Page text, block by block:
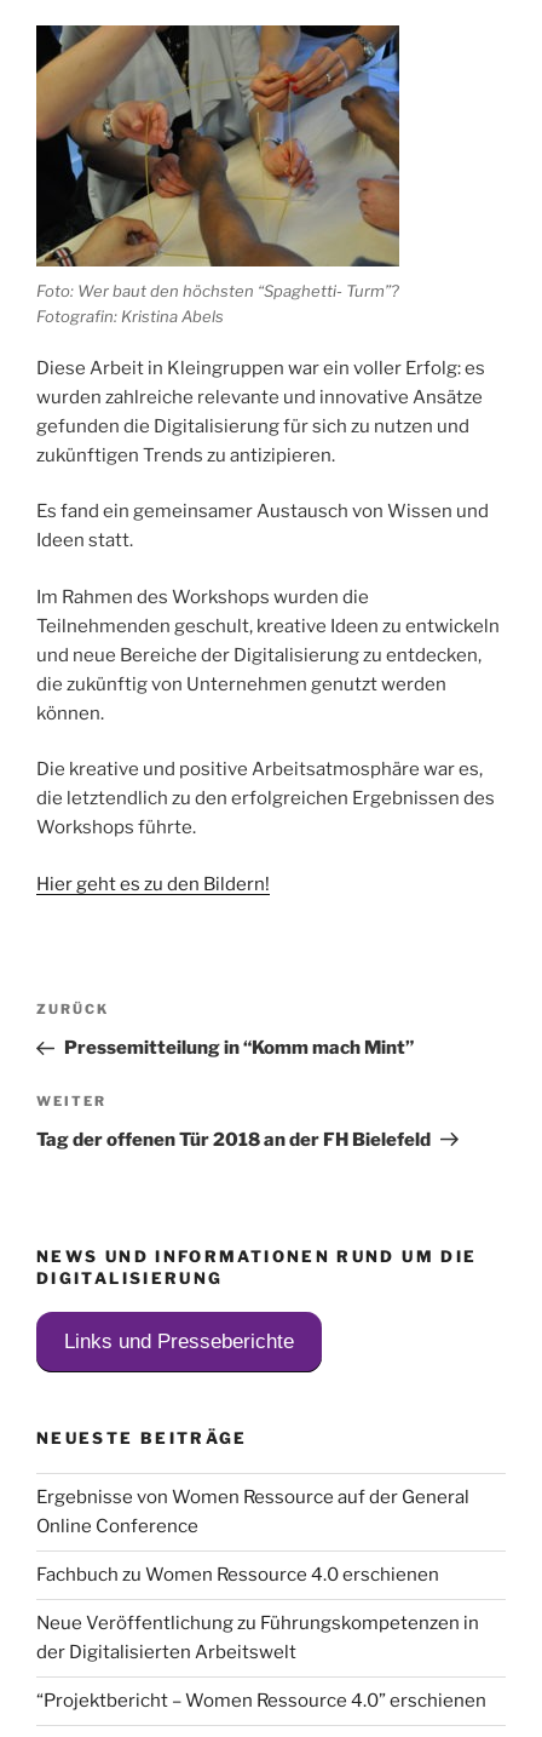
Foto: Wer baut den höchsten “Spaghetti- Turm”?
Fotografin: Kristina Abels
Diese Arbeit in Kleingruppen war ein voller Erfolg: es
wurden zahlreiche relevante und innovative Ansätze
gefunden die Digitalisierung für sich zu nutzen und
zukünftigen Trends zu antizipieren.
Es fand ein gemeinsamer Austausch von Wissen und
Ideen statt.
Im Rahmen des Workshops wurden die
Teilnehmenden geschult, kreative Ideen zu entwickeln
und neue Bereiche der Digitalisierung zu entdecken,
die zukünftig von Unternehmen genutzt werden
können.
Die kreative und positive Arbeitsatmosphäre war es,
die letztendlich zu den erfolgreichen Ergebnissen des
Workshops führte.
Hier geht es zu den Bildern!
Beitragsnavigation
Vorheriger
Beitrag
ZURÜCK
Pressemitteilung in “Komm mach Mint”
Nächster
Beitrag
WEITER
Tag der offenen Tür 2018 an der FH Bielefeld
NEWS UND INFORMATIONEN RUND UM DIE
DIGITALISIERUNG
Links und Presseberichte
NEUESTE BEITRÄGE
Ergebnisse von Women Ressource auf der General
Online Conference
Fachbuch zu Women Ressource 4.0 erschienen
Neue Veröffentlichung zu Führungskompetenzen in
der Digitalisierten Arbeitswelt
“Projektbericht – Women Ressource 4.0” erschienen